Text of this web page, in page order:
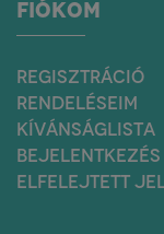
FIÓKOM
REGISZTRÁCIÓ
RENDELÉSEIM
KÍVÁNSÁGLISTA
BEJELENTKEZÉS
ELFELEJTETT